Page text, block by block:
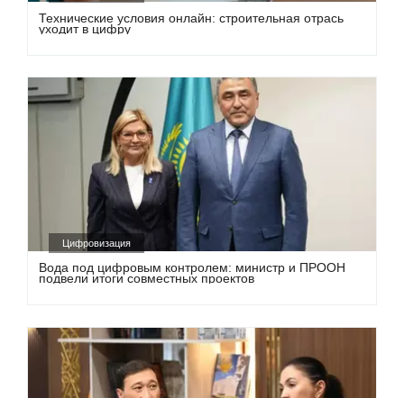
Технические условия онлайн: строительная отрась
уходит в цифру
Цифровизация
Вода под цифровым контролем: министр и ПРООН
подвели итоги совместных проектов